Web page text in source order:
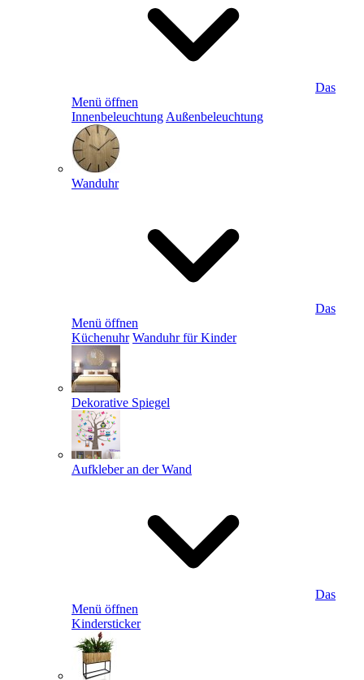
Das
Menü öffnen
Innenbeleuchtung Außenbeleuchtung
Wanduhr
Das
Menü öffnen
Küchenuhr Wanduhr für Kinder
Dekorative Spiegel
Aufkleber an der Wand
Das
Menü öffnen
Kindersticker